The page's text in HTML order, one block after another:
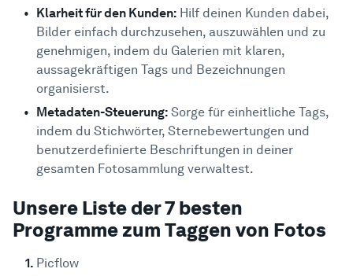
Klarheit für den Kunden: Hilf deinen Kunden dabei,
Bilder einfach durchzusehen, auszuwählen und zu
genehmigen, indem du Galerien mit klaren,
aussagekräftigen Tags und Bezeichnungen
organisierst.
Metadaten-Steuerung: Sorge für einheitliche Tags,
indem du Stichwörter, Sternebewertungen und
benutzerdefinierte Beschriftungen in deiner
gesamten Fotosammlung verwaltest.
Unsere Liste der 7 besten
Programme zum Taggen von Fotos
Picflow